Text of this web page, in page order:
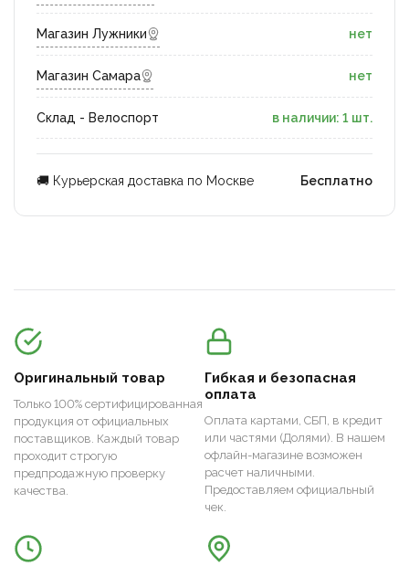
Магазин Лужники нет
Магазин Самара нет
Склад - Велоспорт в наличии: 1 шт.
🚚 Курьерская доставка по Москве Бесплатно
Оригинальный товар
Только 100% сертифицированная
продукция от официальных
поставщиков. Каждый товар
проходит строгую
предпродажную проверку
качества.
Гибкая и безопасная
оплата
Оплата картами, СБП, в кредит
или частями (Долями). В нашем
офлайн-магазине возможен
расчет наличными.
Предоставляем официальный
чек.